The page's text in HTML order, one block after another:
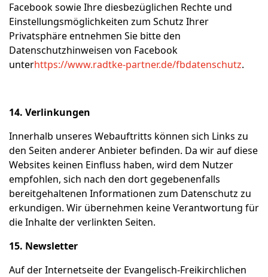
Facebook sowie Ihre diesbezüglichen Rechte und
Einstellungsmöglichkeiten zum Schutz Ihrer
Privatsphäre entnehmen Sie bitte den
Datenschutzhinweisen von Facebook
unterhttps://www.radtke-partner.de/fbdatenschutz.
14. Verlinkungen
Innerhalb unseres Webauftritts können sich Links zu
den Seiten anderer Anbieter befinden. Da wir auf diese
Websites keinen Einfluss haben, wird dem Nutzer
empfohlen, sich nach den dort gegebenenfalls
bereitgehaltenen Informationen zum Datenschutz zu
erkundigen. Wir übernehmen keine Verantwortung für
die Inhalte der verlinkten Seiten.
15. Newsletter
Auf der Internetseite der Evangelisch-Freikirchlichen